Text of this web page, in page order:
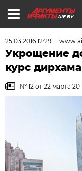
AIF.BY
25.03.2016 12:29
Укрощение
курс
№ 12 от 22 марта